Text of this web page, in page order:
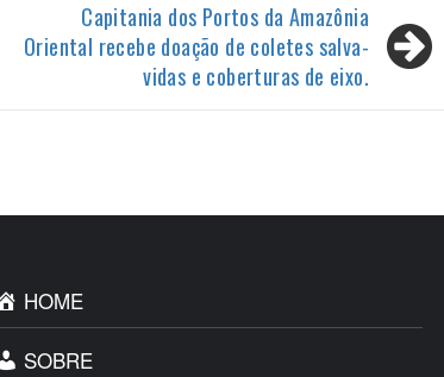
Capitania dos Portos da Amazônia
Oriental recebe doação de coletes salva-
vidas e coberturas de eixo.
HOME
SOBRE